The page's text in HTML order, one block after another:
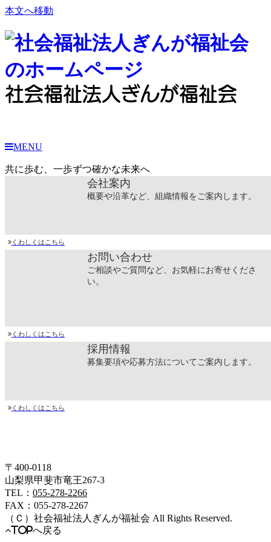
本文へ移動
社会福祉法人ぎんが福祉会
MENU
共に歩む、一歩ずつ確かな未来へ
会社案内
概要や沿革など、組織情報をご案内します。
くわしくはこちら
お問い合わせ
ご相談やご質問など、お気軽にお寄せくださ
い。
くわしくはこちら
採用情報
募集要項や応募方法についてご案内します。
くわしくはこちら
〒400-0118
山梨県甲斐市竜王267-3
TEL： 055-278-2266
FAX：055-278-2267
（Ｃ） 社会福祉法人ぎんが福祉会 All Rights Reserved.
TOPへ戻る